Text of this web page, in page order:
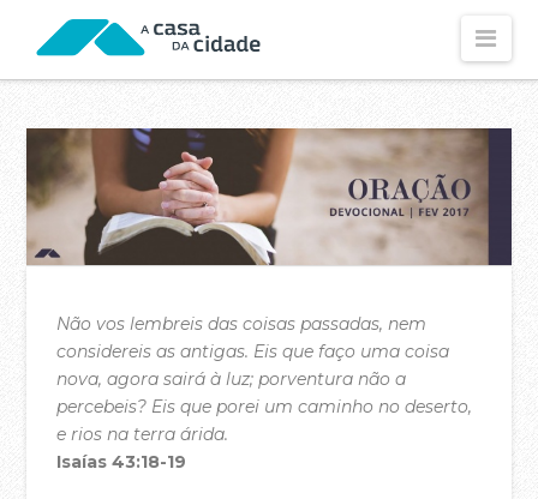
Visão e Missão
Os Nossos Valores
Os Nossos Propósitos
Fundamentos Dos Estatutos
As Nossas Contas (2025)
Não vos lembreis das coisas passadas, nem
considereis as antigas. Eis que faço uma coisa
nova, agora sairá à luz; porventura não a
percebeis? Eis que porei um caminho no deserto,
e rios na terra árida.
Isaías 43:18-19